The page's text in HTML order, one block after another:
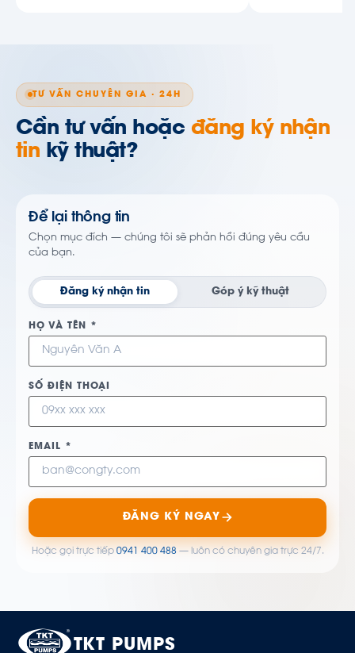
TƯ VẤN CHUYÊN GIA · 24H
Cần tư vấn hoặc đăng ký nhận
tin kỹ thuật?
Để lại thông tin
Chọn mục đích — chúng tôi sẽ phản hồi đúng yêu cầu
của bạn.
Đăng ký nhận tin Góp ý kỹ thuật
HỌ VÀ TÊN *
SỐ ĐIỆN THOẠI
EMAIL *
ĐĂNG KÝ NGAY
Hoặc gọi trực tiếp 0941 400 488— luôn có chuyên gia trực 24/7.
TKT PUMPS